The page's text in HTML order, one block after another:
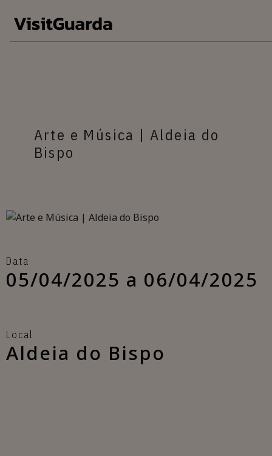
Arte e Música | Aldeia do
Bispo
Data
05/04/2025 a 06/04/2025
Local
Aldeia do Bispo